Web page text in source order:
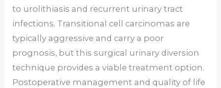
to urolithiasis and recurrent urinary tract
infections. Transitional cell carcinomas are
typically aggressive and carry a poor
prognosis, but this surgical urinary diversion
technique provides a viable treatment option.
Postoperative management and quality of life